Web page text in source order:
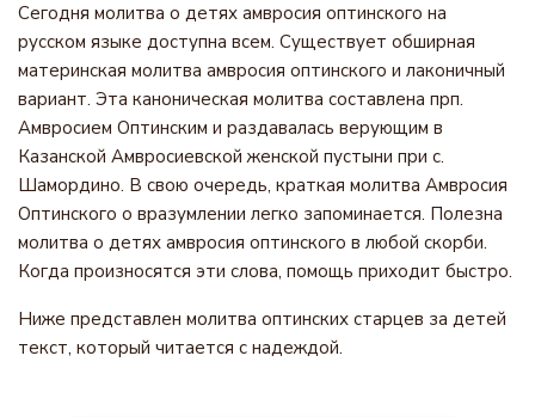
Сегодня молитва о детях амвросия оптинского на
русском языке доступна всем. Существует обширная
материнская молитва амвросия оптинского и лаконичный
вариант. Эта каноническая молитва составлена прп.
Амвросием Оптинским и раздавалась верующим в
Казанской Амвросиевской женской пустыни при с.
Шамордино. В свою очередь, краткая молитва Амвросия
Оптинского о вразумлении легко запоминается. Полезна
молитва о детях амвросия оптинского в любой скорби.
Когда произносятся эти слова, помощь приходит быстро.
Ниже представлен молитва оптинских старцев за детей
текст, который читается с надеждой.